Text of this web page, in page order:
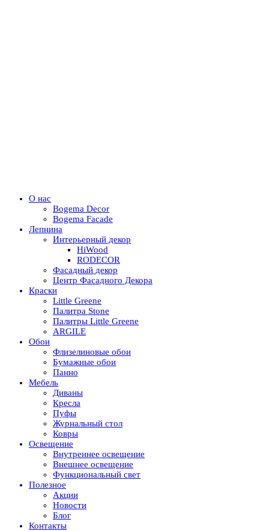
О нас
Bogema Decor
Bogema Facade
Лепнина
Интерьерный декор
HiWood
RODECOR
Фасадный декор
Центр Фасадного Декора
Краски
Little Greene
Палитра Stone
Палитры Little Greene
ARGILE
Обои
Флизелиновые обои
Бумажные обои
Панно
Мебель
Диваны
Кресла
Пуфы
Журнальный стол
Ковры
Освещение
Внутреннее освещение
Внешнее освещение
Функциональный свет
Полезное
Акции
Новости
Блог
Контакты